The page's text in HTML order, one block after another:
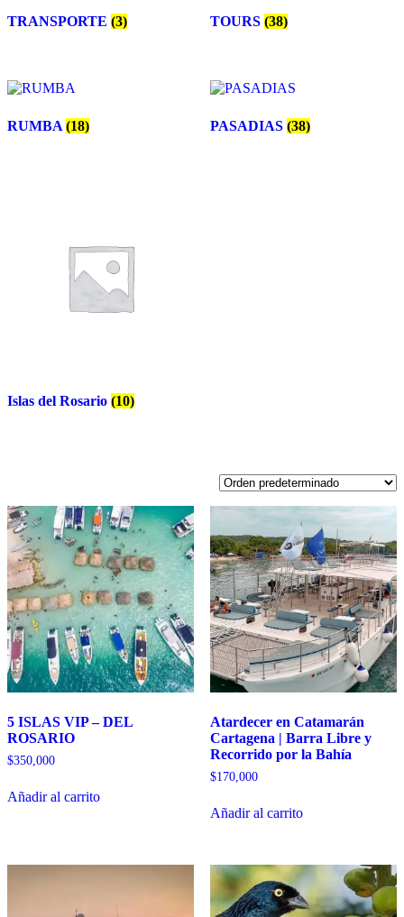
TRANSPORTE (3) TOURS (38)
RUMBA (18) PASADIAS (38)
Islas del Rosario (10)
5 ISLAS VIP – DEL
ROSARIO
$350,000
Añadir al carrito
Atardecer en Catamarán
Cartagena | Barra Libre y
Recorrido por la Bahía
$170,000
Añadir al carrito